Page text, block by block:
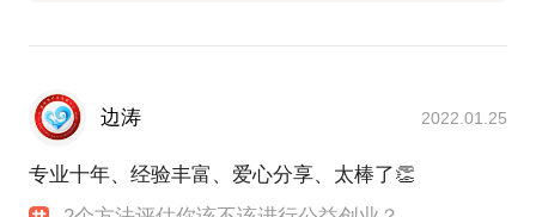
边涛 2022.01.25
专业十年、经验丰富、爱心分享、太棒了👏